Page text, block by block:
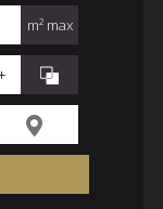
m² max